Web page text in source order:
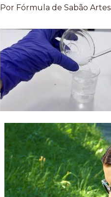
Por Fórmula de Sabão